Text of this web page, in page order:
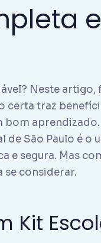
Neste
traz
bom aprendizado.
São Paulo é o
segura. Mas
se considerar.
Kit